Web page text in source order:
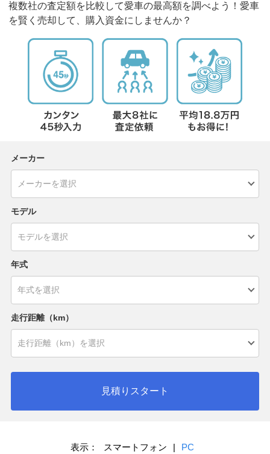
複数社の査定額を比較して愛車の最高額を調べよう！愛車
を賢く売却して、購入資金にしませんか？
メーカー
モデル
年式
走行距離（km）
見積りスタート
表示： スマートフォン | PC